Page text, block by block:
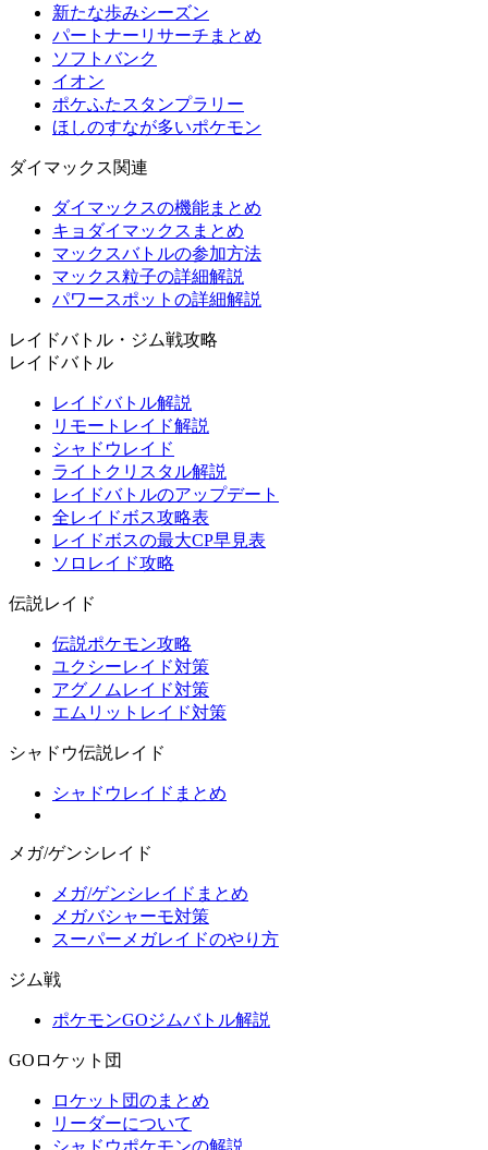
新たな歩みシーズン
パートナーリサーチまとめ
ソフトバンク
イオン
ポケふたスタンプラリー
ほしのすなが多いポケモン
ダイマックス関連
ダイマックスの機能まとめ
キョダイマックスまとめ
マックスバトルの参加方法
マックス粒子の詳細解説
パワースポットの詳細解説
レイドバトル・ジム戦攻略
レイドバトル
レイドバトル解説
リモートレイド解説
シャドウレイド
ライトクリスタル解説
レイドバトルのアップデート
全レイドボス攻略表
レイドボスの最大CP早見表
ソロレイド攻略
伝説レイド
伝説ポケモン攻略
ユクシーレイド対策
アグノムレイド対策
エムリットレイド対策
シャドウ伝説レイド
シャドウレイドまとめ
メガ/ゲンシレイド
メガ/ゲンシレイドまとめ
メガバシャーモ対策
スーパーメガレイドのやり方
ジム戦
ポケモンGOジムバトル解説
GOロケット団
ロケット団のまとめ
リーダーについて
シャドウポケモンの解説